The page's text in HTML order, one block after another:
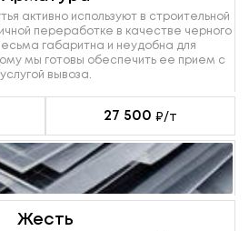
активно используют в строительной
переработке в качестве черного
габаритна и неудобна для
мы готовы обеспечить ее прием с
услугой вывоза.
27 500 ₽/т
Жесть